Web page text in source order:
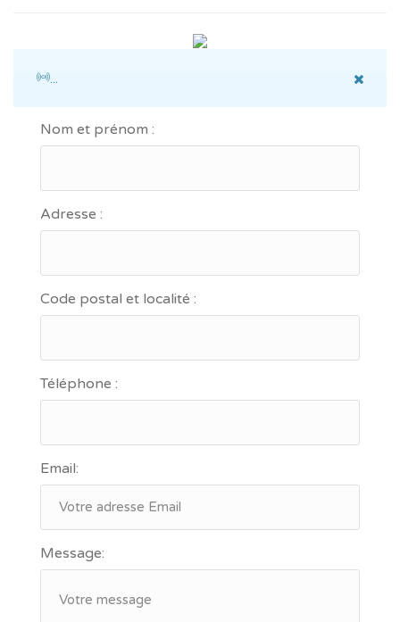
...
Nom et prénom :
Adresse :
Code postal et localité :
Téléphone :
Email:
Message: